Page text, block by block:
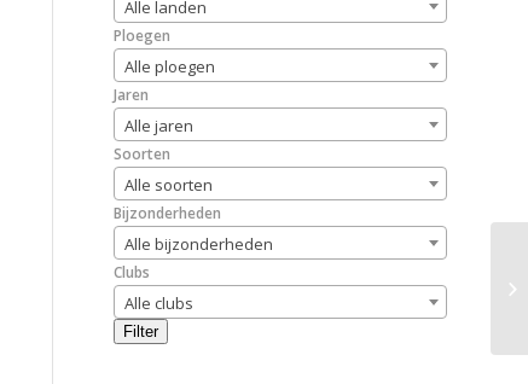
Alle landen
Ploegen
Alle ploegen
Jaren
Alle jaren
Soorten
Alle soorten
Bijzonderheden
Alle bijzonderheden
Clubs
Alle clubs
Filter